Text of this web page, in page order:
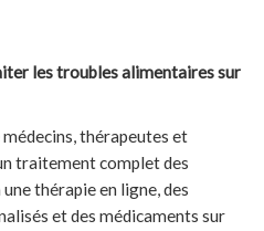
les troubles alimentaires sur
thérapeutes et
traitement complet des
thérapie en ligne, des
et des médicaments sur